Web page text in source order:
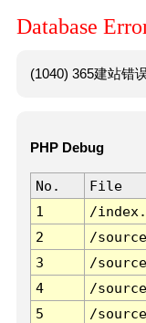
Database
(1040) 365建站错
PHP Debug
No. File
1
/
2
/
3
/
4
/
5
/